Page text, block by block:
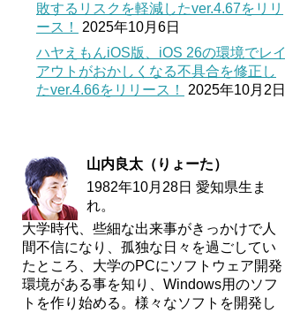
敗するリスクを軽減したver.4.67をリリ
ース！
2025年10月6日
ハヤえもんiOS版、iOS 26の環境でレイ
アウトがおかしくなる不具合を修正し
たver.4.66をリリース！
2025年10月2日
山内良太（りょーた）
1982年10月28日 愛知県生ま
れ。
大学時代、些細な出来事がきっかけで人
間不信になり、孤独な日々を過ごしてい
たところ、大学のPCにソフトウェア開発
環境がある事を知り、Windows用のソフ
トを作り始める。様々なソフトを開発し